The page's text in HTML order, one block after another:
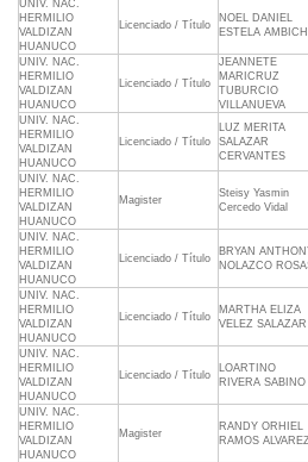
UNIV. NAC.
HERMILIO
VALDIZAN
HUANUCO
Licenciado / Título
NOEL DANIEL
ESTELA
UNIV. NAC.
HERMILIO
VALDIZAN
HUANUCO
Licenciado / Título
JEANNETE
MARICRUZ
TUBURCIO
VILLANUEVA
UNIV. NAC.
HERMILIO
VALDIZAN
HUANUCO
Licenciado / Título
LUZ MERITA
SALAZAR
CERVANTES
UNIV. NAC.
HERMILIO
VALDIZAN
HUANUCO
Magister
Steisy Yasmin
Cercedo Vidal
UNIV. NAC.
HERMILIO
VALDIZAN
HUANUCO
Licenciado / Título
BRYAN
NOLAZCO
UNIV. NAC.
HERMILIO
VALDIZAN
HUANUCO
Licenciado / Título
MARTHA ELIZA
VELEZ SALAZAR
UNIV. NAC.
HERMILIO
VALDIZAN
HUANUCO
Licenciado / Título
LOARTINO
RIVERA SABINO
UNIV. NAC.
HERMILIO
VALDIZAN
HUANUCO
Magister
RANDY ORHIEL
RAMOS ALVAREZ